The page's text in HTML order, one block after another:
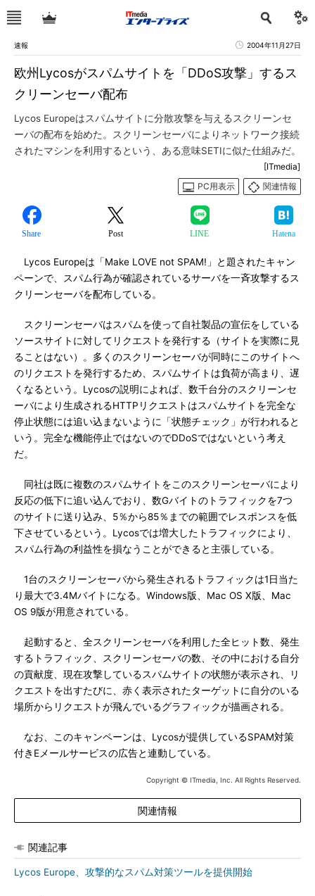
速報 2004年11月27日
欧州Lycosがスパムサイトを「DDoS攻撃」するス
クリーンセーバ配布
Lycos Europeはスパムサイトに分散攻撃を与えるスクリーンセ
ーバの配布を始めた。スクリーンセーバによりネットワーク接続
されたマシンを利用するという、ある意味SETIに似た仕組みだ。
[ITmedia]
PC用表示
関連情報
Share Post LINE Hatena
Lycos Europeは「Make LOVE not SPAM!」と題されたキャン
ペーンで、スパム行為が確認されているサーバを一斉攻撃するス
クリーンセーバを配布している。
スクリーンセーバはスパムを使って自社製品の宣伝をしている
ソースサイトに対してリクエストを発行する（サイトを実際に見
ることはない）。多くのスクリーンセーバが同時にこのサイトへ
のリクエストを発行するため、スパムサイトは負荷が高まり、遅
くなるという。Lycosの説明によれば、数千台分のスクリーンセ
ーバにより生成されるHTTPリクエストはスパムサイトを完全な
停止状態には追い込まないように「状態チェック」が行われると
いう。完全な機能停止ではないのでDDoSではないという考え
だ。
同社は既に複数のスパムサイトをこのスクリーンセーバにより
反応の低下に追い込んでおり、数Gバイトのトラフィックを7つ
のサイトに送り込み、5％から85％までの範囲でレスポンスを低
下させているという。Lycosでは増大したトラフィックにより、
スパム行為の利益性を損なうことができると主張している。
1台のスクリーンセーバから発生されるトラフィックは1日当た
り最大で3.4Mバイトになる。Windows版、Mac OS X版、Mac
OS 9版が用意されている。
起動すると、全スクリーンセーバを利用した全ヒット数、発生
するトラフィック、スクリーンセーバの数、その中における自分
の貢献度、現在攻撃しているスパムサイトの状態が表示され、リ
クエストを出すたびに、赤く表示されたターゲットに自分のいる
場所からリクエストが飛んでいるグラフィックが描画される。
なお、このキャンペーンは、Lycosが提供しているSPAM対策
付きEメールサービスの広告と連動している。
Copyright © ITmedia, Inc. All Rights Reserved.
関連情報
関連記事
Lycos Europe、攻撃的なスパム対策ツールを提供開始